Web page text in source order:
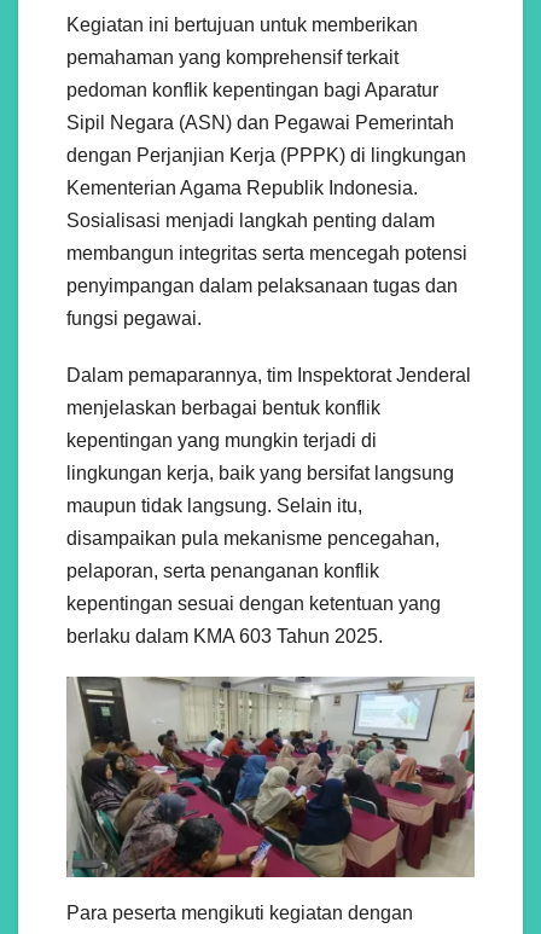
Kegiatan ini bertujuan untuk memberikan
pemahaman yang komprehensif terkait
pedoman konflik kepentingan bagi Aparatur
Sipil Negara (ASN) dan Pegawai Pemerintah
dengan Perjanjian Kerja (PPPK) di lingkungan
Kementerian Agama Republik Indonesia.
Sosialisasi menjadi langkah penting dalam
membangun integritas serta mencegah potensi
penyimpangan dalam pelaksanaan tugas dan
fungsi pegawai.
Dalam pemaparannya, tim Inspektorat Jenderal
menjelaskan berbagai bentuk konflik
kepentingan yang mungkin terjadi di
lingkungan kerja, baik yang bersifat langsung
maupun tidak langsung. Selain itu,
disampaikan pula mekanisme pencegahan,
pelaporan, serta penanganan konflik
kepentingan sesuai dengan ketentuan yang
berlaku dalam KMA 603 Tahun 2025.
Para peserta mengikuti kegiatan dengan